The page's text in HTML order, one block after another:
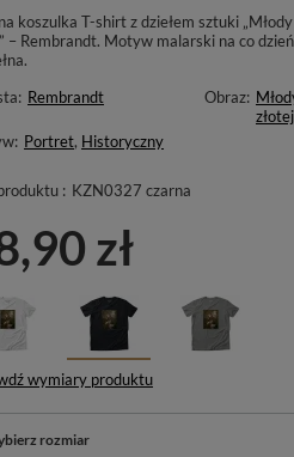
koszulka T-shirt z dziełem sztuki
– Rembrandt. Motyw malarski na co
Rembrandt Obraz:
Portret, Historyczny
: KZN0327 czarna
zł
wymiary produktu
rozmiar